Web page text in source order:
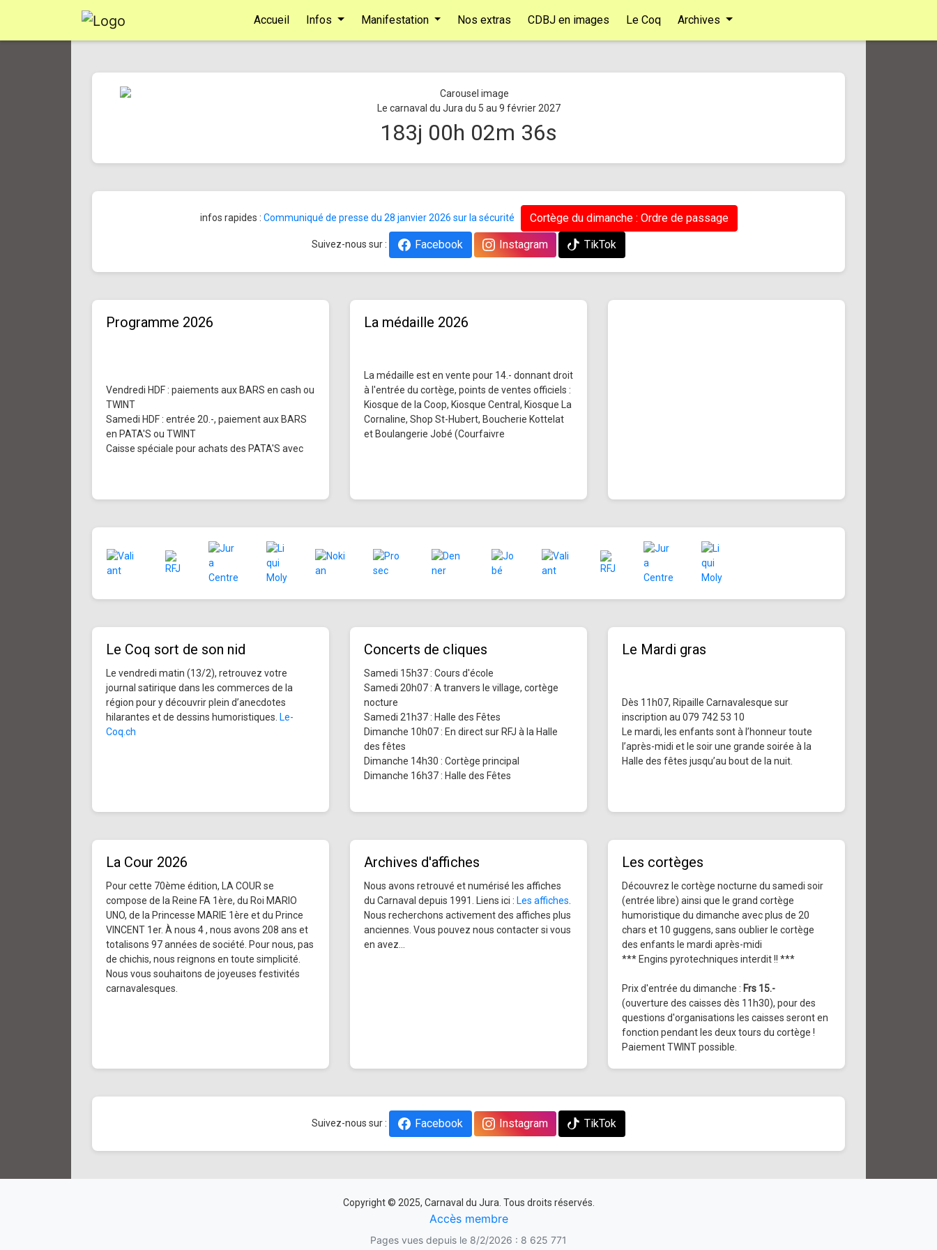
Accueil Infos Manifestation Nos extras CDBJ en images Le Coq Archives
Le carnaval du Jura du 5 au 9 février 2027
183j 00h 02m 36s
infos rapides : Communiqué de presse du 28 janvier 2026 sur la sécurité Cortège du dimanche : Ordre de passage
Suivez-nous sur : Facebook Instagram TikTok
Programme 2026
Vendredi HDF : paiements aux BARS en cash ou
TWINT
Samedi HDF : entrée 20.-, paiement aux BARS
en PATA'S ou TWINT
Caisse spéciale pour achats des PATA'S avec
La médaille 2026
La médaille est en vente pour 14.- donnant droit
à l'entrée du cortège, points de ventes officiels :
Kiosque de la Coop, Kiosque Central, Kiosque La
Cornaline, Shop St-Hubert, Boucherie Kottelat
et Boulangerie Jobé (Courfaivre
Le Coq sort de son nid
Le vendredi matin (13/2), retrouvez votre
journal satirique dans les commerces de la
région pour y découvrir plein d’anecdotes
hilarantes et de dessins humoristiques. Le-
Coq.ch
Concerts de cliques
Samedi 15h37 : Cours d'école
Samedi 20h07 : A tranvers le village, cortège
nocture
Samedi 21h37 : Halle des Fêtes
Dimanche 10h07 : En direct sur RFJ à la Halle
des fêtes
Dimanche 14h30 : Cortège principal
Dimanche 16h37 : Halle des Fêtes
Le Mardi gras
Dès 11h07, Ripaille Carnavalesque sur
inscription au 079 742 53 10
Le mardi, les enfants sont à l’honneur toute
l’après-midi et le soir une grande soirée à la
Halle des fêtes jusqu’au bout de la nuit.
La Cour 2026
Pour cette 70ème édition, LA COUR se
compose de la Reine FA 1ère, du Roi MARIO
UNO, de la Princesse MARIE 1ère et du Prince
VINCENT 1er. À nous 4 , nous avons 208 ans et
totalisons 97 années de société. Pour nous, pas
de chichis, nous reignons en toute simplicité.
Nous vous souhaitons de joyeuses festivités
carnavalesques.
Archives d'affiches
Nous avons retrouvé et numérisé les affiches
du Carnaval depuis 1991. Liens ici : Les affiches
Nous recherchons activement des affiches plus
anciennes. Vous pouvez nous contacter si vous
en avez...
Les cortèges
Découvrez le cortège nocturne du samedi soir
(entrée libre) ainsi que le grand cortège
humoristique du dimanche avec plus de 20
chars et 10 guggens, sans oublier le cortège
des enfants le mardi après-midi
*** Engins pyrotechniques interdit !! ***
Prix d'entrée du dimanche : Frs 15.-
(ouverture des caisses dès 11h30), pour des
questions d'organisations les caisses seront en
fonction pendant les deux tours du cortège !
Paiement TWINT possible.
Suivez-nous sur : Facebook Instagram TikTok
Copyright © 2025, Carnaval du Jura. Tous droits réservés.
Accès membre
Pages vues depuis le 8/2/2026 : 8 625 771